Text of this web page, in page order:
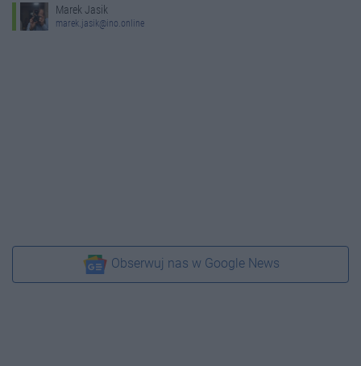
Marek Jasik
marek.jasik@ino.online
Obserwuj nas w Google News